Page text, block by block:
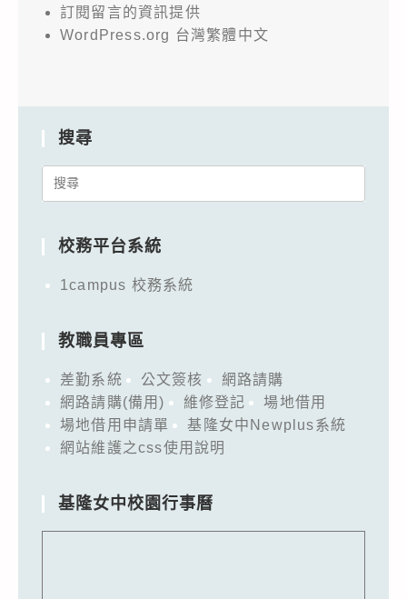
訂閱留言的資訊提供
WordPress.org 台灣繁體中文
搜尋
Search
校務平台系統
1campus 校務系統
教職員專區
差勤系統 公文簽核
網路請購
網路請購(備用)
維修登記
場地借用
場地借用申請單
基隆女中Newplus系統
網站維護之css使用說明
基隆女中校園行事曆